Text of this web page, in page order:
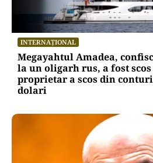
INTERNAȚIONAL
Megayahtul Amadea,
la un oligarh rus, a fost
proprietar a scos din
dolari